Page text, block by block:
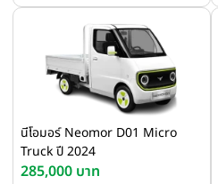
นีโอมอร์ Neomor D01 Micro
Truck ปี 2024
285,000 บาท